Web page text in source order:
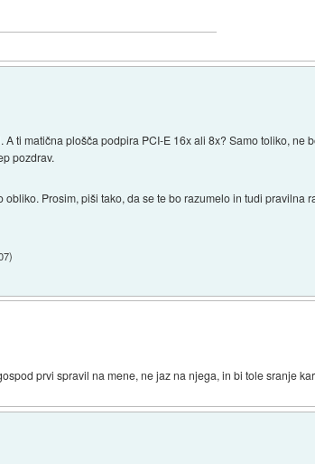
ti matična plošča podpira PCI-E 16x ali 8x? Samo toliko, ne
pozdrav.
Prosim, piši tako, da se te bo razumelo in tudi pravilna
)
prvi spravil na mene, ne jaz na njega, in bi tole sranje